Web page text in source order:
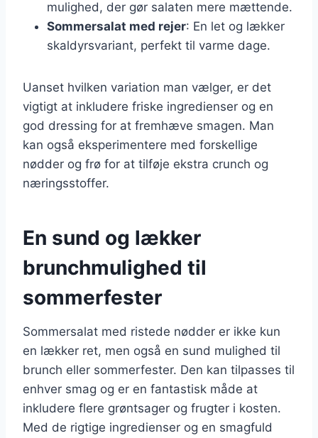
mulighed, der gør salaten mere mættende.
Sommersalat med rejer: En let og lækker
skaldyrsvariant, perfekt til varme dage.
Uanset hvilken variation man vælger, er det
vigtigt at inkludere friske ingredienser og en
god dressing for at fremhæve smagen. Man
kan også eksperimentere med forskellige
nødder og frø for at tilføje ekstra crunch og
næringsstoffer.
En sund og lækker
brunchmulighed til
sommerfester
Sommersalat med ristede nødder er ikke kun
en lækker ret, men også en sund mulighed til
brunch eller sommerfester. Den kan tilpasses til
enhver smag og er en fantastisk måde at
inkludere flere grøntsager og frugter i kosten.
Med de rigtige ingredienser og en smagfuld